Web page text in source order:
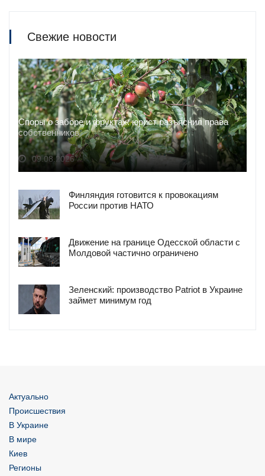
Свежие новости
Споры о заборе и фруктах: юрист разъяснил права
собственников
09.08.2026
Финляндия готовится к провокациям
России против НАТО
Движение на границе Одесской области с
Молдовой частично ограничено
Зеленский: производство Patriot в Украине
займет минимум год
Актуально
Происшествия
В Украине
В мире
Киев
Регионы